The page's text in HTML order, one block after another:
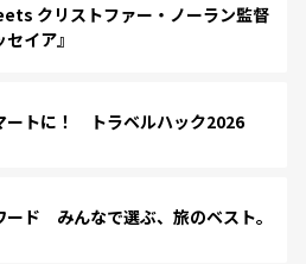
クリストファー・ノーラン監督
イア』
ートに！ トラベルハック2026
ード みんなで選ぶ、旅のベスト。